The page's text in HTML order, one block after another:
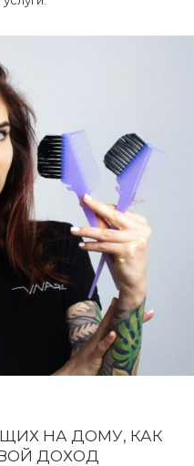
НА ДОМУ, КАК
ДОХОД